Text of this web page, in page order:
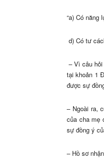
“a) Có năng
d) Có tư
– Vì câu
tại khoản 1
được sự
– Ngoài ra,
của cha mẹ
sự đồng ý
– Hồ sơ